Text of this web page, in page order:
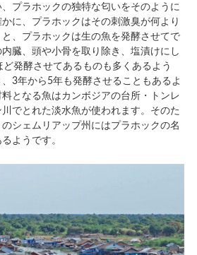
プラホックの独特な匂いをそのように
に、プラホックはその刺激臭が何より
、プラホックは生の魚を発酵させてで
臓、頭や小骨を取り除き、塩漬けにし
発酵させてあるものも多くあるよう
3年から5年も発酵させることもあるよ
となる魚はカンボジアの台所・トンレ
でとれた淡水魚が使われます。そのた
シェムリアップ州にはプラホックの名
ようです。